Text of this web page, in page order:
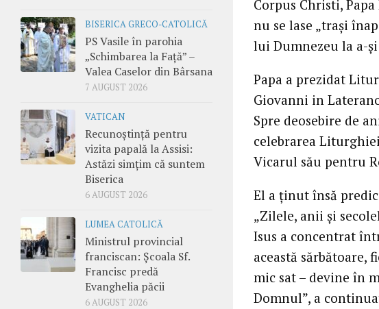
Corpus Christi,
nu se lase „traşi
lui Dumnezeu la a-
Papa a prezidat
Giovanni in
Spre deosebire de
celebrarea
Vicarul său pentru
El a ţinut însă
„Zilele, anii şi
Isus a concentrat
această sărbătoare,
mic sat – devine în
Domnul”, a
BISERICA GRECO-CATOLICĂ
PS Vasile în parohia
„Schimbarea la Față” –
Valea Caselor din Bârsana
7 AUGUST 2026
VATICAN
Recunoștință pentru
vizita papală la Assisi:
Astăzi simțim că suntem
Biserica
6 AUGUST 2026
LUMEA CATOLICĂ
Ministrul provincial
franciscan: Școala Sf.
Francisc predă
Evanghelia păcii
6 AUGUST 2026